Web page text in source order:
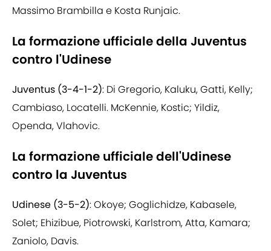
Massimo Brambilla e Kosta Runjaic.
La formazione ufficiale della Juventus
contro l'Udinese
Juventus (3-4-1-2): Di Gregorio, Kaluku, Gatti, Kelly;
Cambiaso, Locatelli. McKennie, Kostic; Yildiz,
Openda, Vlahovic.
La formazione ufficiale dell'Udinese
contro la Juventus
Udinese (3-5-2): Okoye; Goglichidze, Kabasele,
Solet; Ehizibue, Piotrowski, Karlstrom, Atta, Kamara;
Zaniolo, Davis.